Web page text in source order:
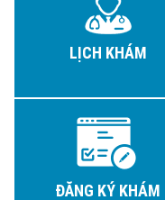
LỊCH KHÁM
ĐĂNG KÝ KHÁM